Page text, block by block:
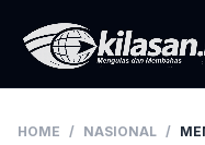
HOME / NASIONAL /